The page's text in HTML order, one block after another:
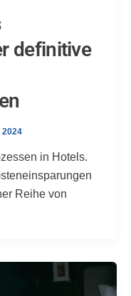
definitive
2024
in Hotels.
Reihe von